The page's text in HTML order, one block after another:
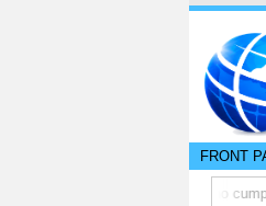
FRONT
lo multa supermercado cu no cumpli